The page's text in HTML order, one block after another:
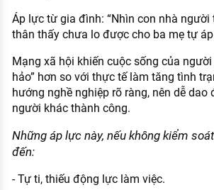
Áp lực từ gia đình: “Nhìn con nhà người
thân thấy chưa lo được cho ba mẹ tự
Mạng xã hội khiến cuộc sống của
hảo” hơn so với thực tế làm tăng tình
hướng nghề nghiệp rõ ràng, nên dễ dao
người khác thành công.
Những áp lực này, nếu không kiểm
đến:
- Tự ti, thiếu động lực làm việc.